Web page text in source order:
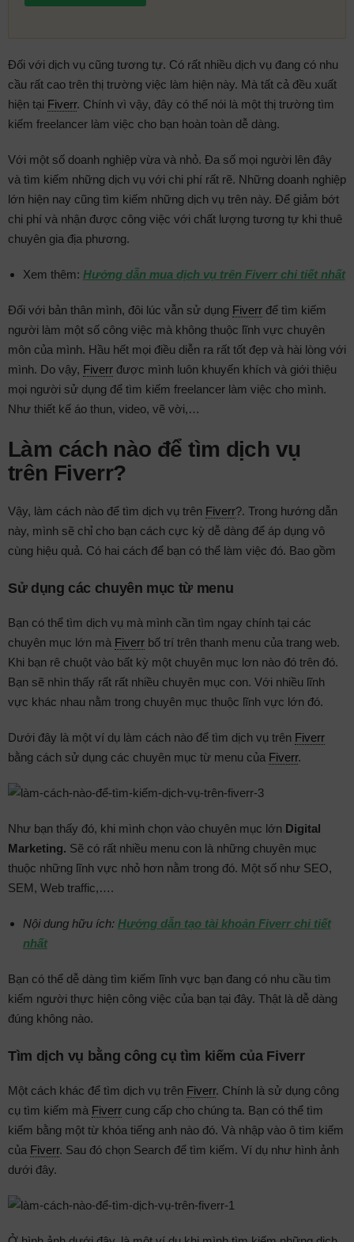
Đối với dịch vụ cũng tương tự. Có rất nhiều dịch vụ đang có nhu
cầu rất cao trên thị trường việc làm hiện này. Mà tất cả đều xuất
hiện tại Fiverr. Chính vì vậy, đây có thể nói là một thị trường tìm
kiếm freelancer làm việc cho bạn hoàn toàn dễ dàng.
Với một số doanh nghiệp vừa và nhỏ. Đa số mọi người lên đây
và tìm kiếm những dịch vụ với chi phí rất rẽ. Những doanh nghiệp
lớn hiện nay cũng tìm kiếm những dịch vụ trên này. Để giảm bớt
chi phí và nhận được công việc với chất lượng tương tự khi thuê
chuyên gia địa phương.
Xem thêm: Hướng dẫn mua dịch vụ trên Fiverr chi tiết nhất
Đối với bản thân mình, đôi lúc vẫn sử dụng Fiverr để tìm kiếm
người làm một số công việc mà không thuộc lĩnh vực chuyên
môn của mình. Hầu hết mọi điều diễn ra rất tốt đẹp và hài lòng với
mình. Do vậy, Fiverr được mình luôn khuyến khích và giới thiệu
mọi người sử dụng để tìm kiếm freelancer làm việc cho mình.
Như thiết kế áo thun, video, vẽ vời,…
Làm cách nào để tìm dịch vụ
trên Fiverr?
Vậy, làm cách nào để tìm dịch vụ trên Fiverr?. Trong hướng dẫn
này, mình sẽ chỉ cho bạn cách cực kỳ dễ dàng để áp dụng vô
cùng hiệu quả. Có hai cách để bạn có thể làm việc đó. Bao gồm
Sử dụng các chuyên mục từ menu
Bạn có thể tìm dịch vụ mà mình cần tìm ngay chính tại các
chuyên mục lớn mà Fiverr bố trí trên thanh menu của trang web.
Khi bạn rê chuột vào bất kỳ một chuyên mục lơn nào đó trên đó.
Bạn sẽ nhìn thấy rất rất nhiều chuyên mục con. Với nhiều lĩnh
vực khác nhau nằm trong chuyên mục thuộc lĩnh vực lớn đó.
Dưới đây là một ví dụ làm cách nào để tìm dịch vụ trên Fiverr
bằng cách sử dụng các chuyên mục từ menu của Fiverr.
Như bạn thấy đó, khi mình chọn vào chuyên mục lớn Digital
Marketing. Sẽ có rất nhiều menu con là những chuyên mục
thuộc những lĩnh vực nhỏ hơn nằm trong đó. Một số như SEO,
SEM, Web traffic,….
Nội dung hữu ích: Hướng dẫn tạo tài khoản Fiverr chi tiết
nhất
Bạn có thể dễ dàng tìm kiếm lĩnh vực bạn đang có nhu cầu tìm
kiếm người thực hiện công việc của bạn tại đây. Thật là dễ dàng
đúng không nào.
Tìm dịch vụ bằng công cụ tìm kiếm của Fiverr
Một cách khác để tìm dịch vụ trên Fiverr. Chính là sử dụng công
cụ tìm kiếm mà Fiverr cung cấp cho chúng ta. Bạn có thể tìm
kiếm bằng một từ khóa tiếng anh nào đó. Và nhập vào ô tìm kiếm
của Fiverr. Sau đó chọn Search để tìm kiếm. Ví dụ như hình ảnh
dưới đây.